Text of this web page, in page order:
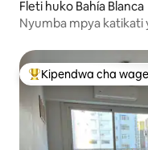
Fleti huko Bahía Blanca
Nyumba mpya katikati
Kipendwa maarufu
Kipendwa cha